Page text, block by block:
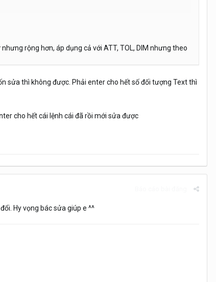
rộng hơn, áp dụng cả với ATT, TOL, DIM nhưng theo
sửa thì không được. Phải enter cho hết số đối tượng Text thì
cho hết cái lệnh cái đã rồi mới sửa được
Hy vọng bác sửa giúp e ^^